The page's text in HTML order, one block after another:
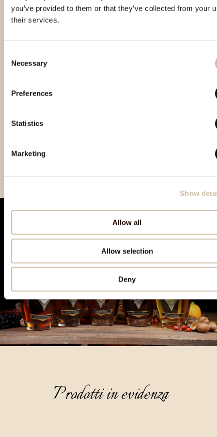
you’ve provided to them or that they’ve collected from your
their services.
Selection
Necessary
Preferences
Statistics
Marketing
Show
Allow all
Allow selection
Deny
Vinistra 2021 – Gold
Prodotti in evidenza